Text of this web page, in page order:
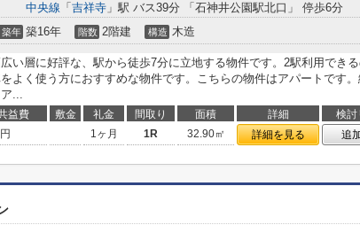
中央線 「 吉祥寺 」駅 バス39分 「石神井公園駅北口」 停歩6分
築年 築16年 階数 2階建 構造 木造
い層に好評な、駅から徒歩7分に立地する物件です。2駅利用でき
よく使う方におすすめな物件です。こちらの物件はアパートです
ア...
益費 敷金 礼金 間取り 面積 詳細
検討
1ヶ月 1R 32.90㎡ 詳細を見る 追